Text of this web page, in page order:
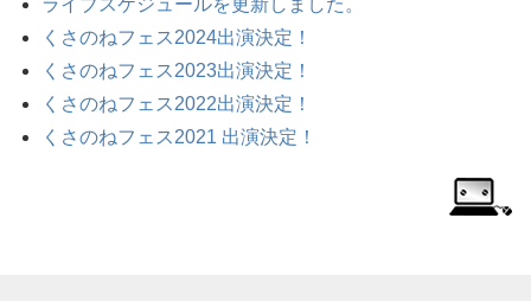
ライブスケジュールを更新しました。
くさのねフェス2024出演決定！
くさのねフェス2023出演決定！
くさのねフェス2022出演決定！
くさのねフェス2021 出演決定！